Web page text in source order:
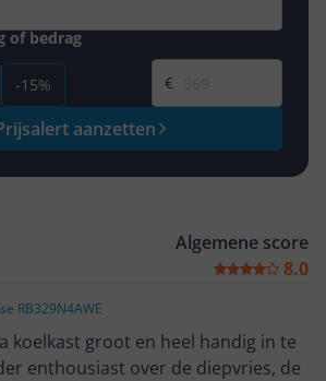
of bedrag
-15%
Gewenste prijs
€
aanzetten
Algemene score
8.0
RB329N4AWE
koelkast groot en heel handig in te
enthousiast over de diepvries, de